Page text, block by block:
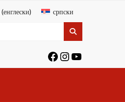
(енглески) српски